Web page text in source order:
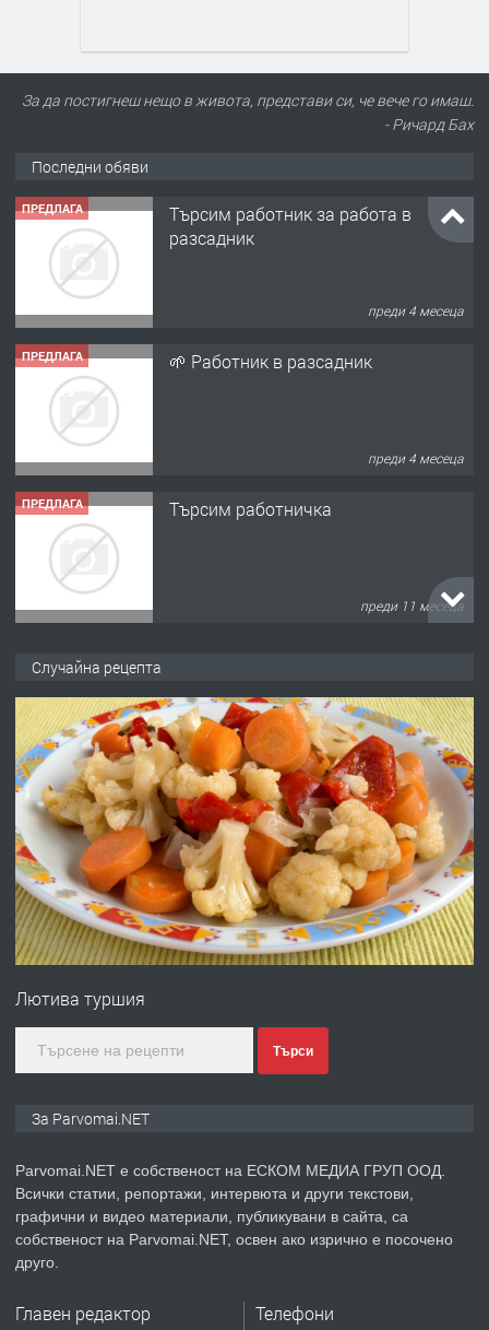
За да постигнеш нещо в живота, представи си, че вече го имаш.
- Ричард Бах
Последни обяви
ПРЕДЛАГА
Търсим работник за работа в
разсадник
преди 4 месеца
ПРЕДЛАГА 🌱 Работник в разсадник
преди 4 месеца
ПРЕДЛАГА Търсим работничка
преди 11 месеца
преди 1 година
ПРЕДЛАГА Работа за общи работници
преди 1 година
ПРЕДЛАГА
Първи поход "По стъпките на Ангел
преди 1 година
ПРЕДЛАГА Уроци по Математика
Случайна рецепта
Лютива туршия
Търси
За Parvomai.NET
Parvomai.NET е собственост на ЕСКОМ МЕДИА ГРУП ООД.
Всички статии, репортажи, интервюта и други текстови,
графични и видео материали, публикувани в сайта, са
собственост на Parvomai.NET, освен ако изрично е посочено
друго.
Главен редактор Телефони